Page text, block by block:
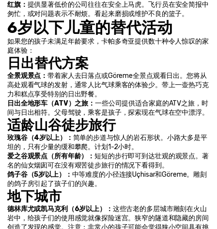
红旗： 提供显著低价的公司往往在安全上马虎。飞行员在安全简报中
匆忙，或对问题表示不耐烦。看起来磨损或维护不良的篮子。
6岁以下儿童的替代活动
如果您的孩子未满足年龄要求，卡帕多奇亚提供数十种令人惊叹的家
庭体验：
日出替代方案
全景观景点：带着家人去日落点或Göreme全景点观看日出。您将从
高处观看气球的发射，通常人比气球乘客的体验少。带上一壶热巧克
力和糕点享受特别的日出野餐。
日出全地形车（ATV）之旅：一些公司提供适合家庭的ATV之旅，时
间与日出相符。父母驾驶，乘客是孩子，探索现在气球在空中漂浮。
适龄山谷徒步旅行
玫瑰谷（4岁以上）： 简单的步道与惊人的岩石形状。小路大多是平
坦的，只有少量的缓和攀爬。计划1-2小时。
爱之谷观景点（所有年龄）：短短的步行即可到达壮观的观景点。著
名的仙女烟囱可在没有艰苦徒步旅行的情况下看得到。
鸽子谷（5岁以上）： 中等难度的小径连接Uçhisar和Göreme。雕刻
的鸽子房引起了孩子们的兴趣。
地下城市
德林库尤或凯马克利（6岁以上）： 这些古老的多层城市雕刻在火山
岩中，给孩子们的使用感觉就像探险迷宫。狭窄的隧道和隐藏的房间
创造了发现的感觉。注意：非常小的孩子可能会觉得狭小空间具有挑